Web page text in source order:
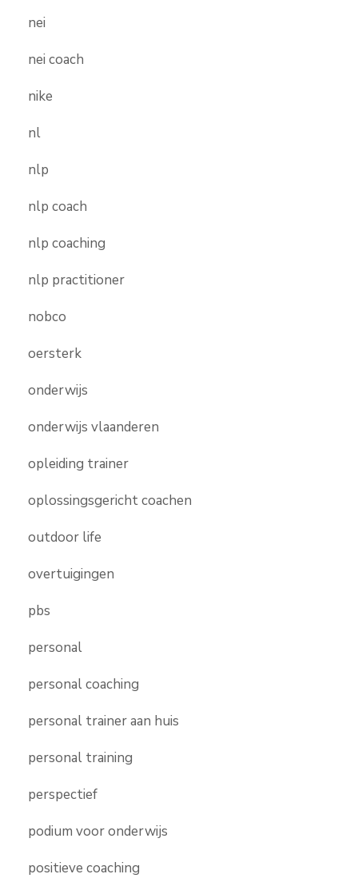
nei
nei coach
nike
nl
nlp
nlp coach
nlp coaching
nlp practitioner
nobco
oersterk
onderwijs
onderwijs vlaanderen
opleiding trainer
oplossingsgericht coachen
outdoor life
overtuigingen
pbs
personal
personal coaching
personal trainer aan huis
personal training
perspectief
podium voor onderwijs
positieve coaching